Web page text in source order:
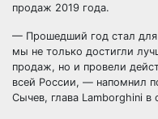
продаж 2019 года.
— Прошедший год стал для
мы не только достигли
продаж, но и провели
всей России, — напомнил
Сычев, глава Lamborghini